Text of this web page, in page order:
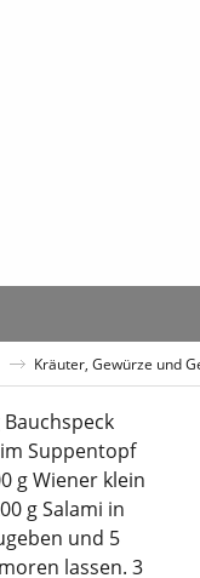
Kräuter, Gewürze und
Bauchspeck
Suppentopf
g Wiener klein
g Salami in
und 5
lassen. 3